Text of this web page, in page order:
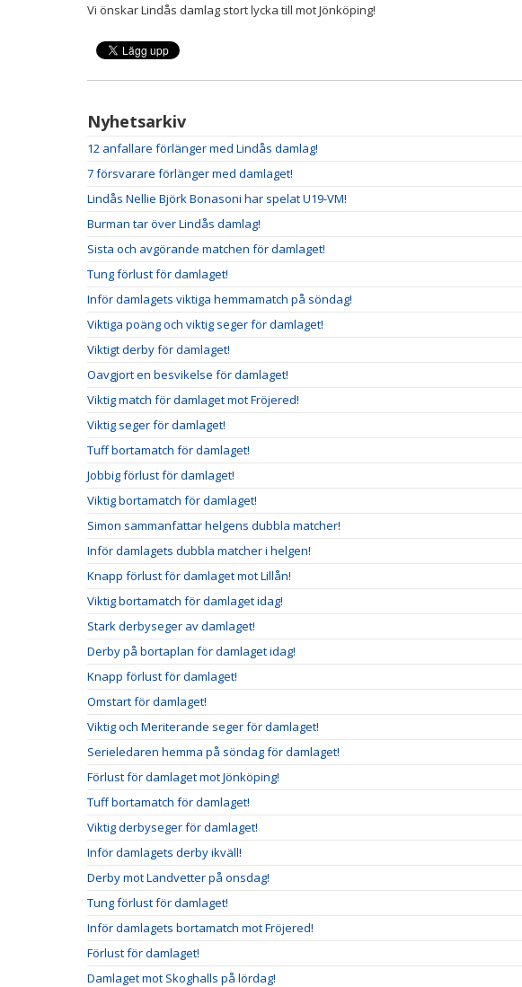
Vi önskar Lindås damlag stort lycka till mot Jönköping!
Nyhetsarkiv
12 anfallare förlänger med Lindås damlag!
7 försvarare förlänger med damlaget!
Lindås Nellie Björk Bonasoni har spelat U19-VM!
Burman tar över Lindås damlag!
Sista och avgörande matchen för damlaget!
Tung förlust för damlaget!
Inför damlagets viktiga hemmamatch på söndag!
Viktiga poäng och viktig seger för damlaget!
Viktigt derby för damlaget!
Oavgjort en besvikelse för damlaget!
Viktig match för damlaget mot Fröjered!
Viktig seger för damlaget!
Tuff bortamatch för damlaget!
Jobbig förlust för damlaget!
Viktig bortamatch för damlaget!
Simon sammanfattar helgens dubbla matcher!
Inför damlagets dubbla matcher i helgen!
Knapp förlust för damlaget mot Lillån!
Viktig bortamatch för damlaget idag!
Stark derbyseger av damlaget!
Derby på bortaplan för damlaget idag!
Knapp förlust för damlaget!
Omstart för damlaget!
Viktig och Meriterande seger för damlaget!
Serieledaren hemma på söndag för damlaget!
Förlust för damlaget mot Jönköping!
Tuff bortamatch för damlaget!
Viktig derbyseger för damlaget!
Inför damlagets derby ikväll!
Derby mot Landvetter på onsdag!
Tung förlust för damlaget!
Inför damlagets bortamatch mot Fröjered!
Förlust för damlaget!
Damlaget mot Skoghalls på lördag!